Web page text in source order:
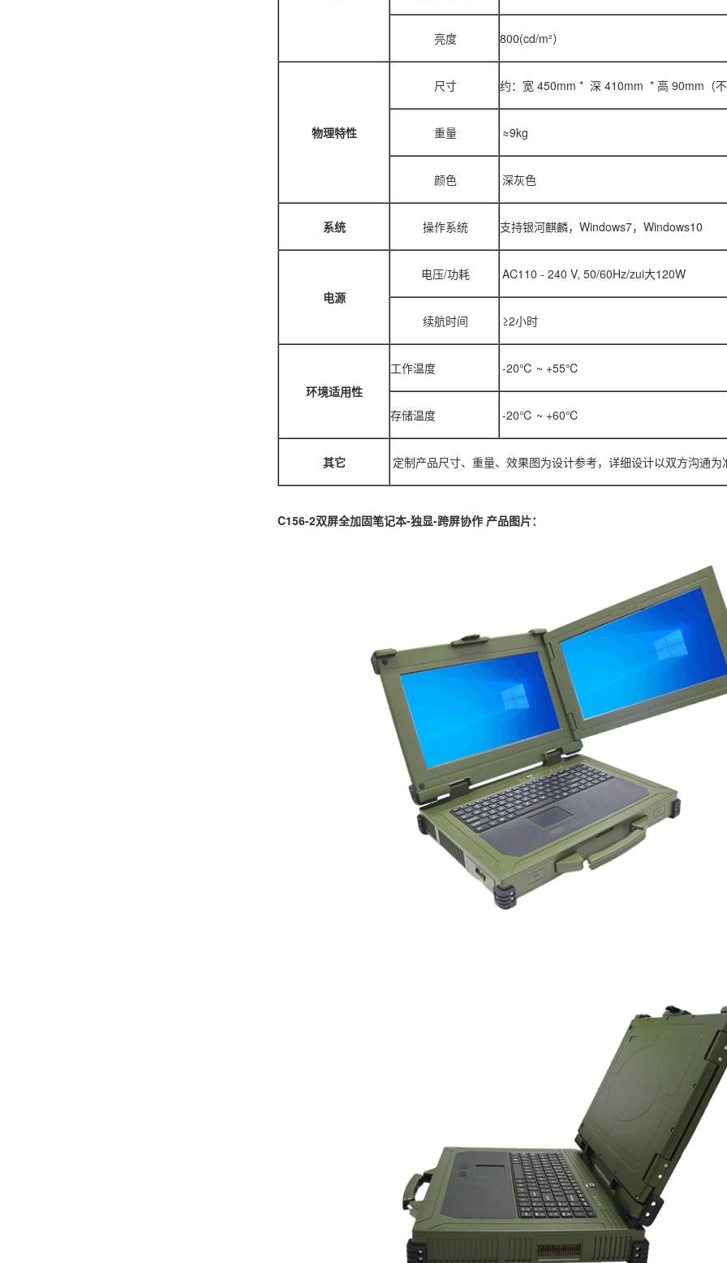
亮度 800(cd/m²）
物理特性
尺寸 约：宽 450mm * 深 410mm * 高 90mm（不
重量 ≈9kg
颜色 深灰色
系统 操作系统 支持银河麒麟，Windows7，Windows10
电源
电压/功耗 AC110 - 240 V, 50/60Hz/zui大120W
续航时间 ≥2小时
环境适用性
工作温度 -20℃ ~ +55℃
存储温度 -20℃ ~ +60℃
其它 定制产品尺寸、重量、效果图为设计参考，详细设计以双方沟通为
C156-2双屏全加固笔记本-独显-跨屏协作 产品图片：